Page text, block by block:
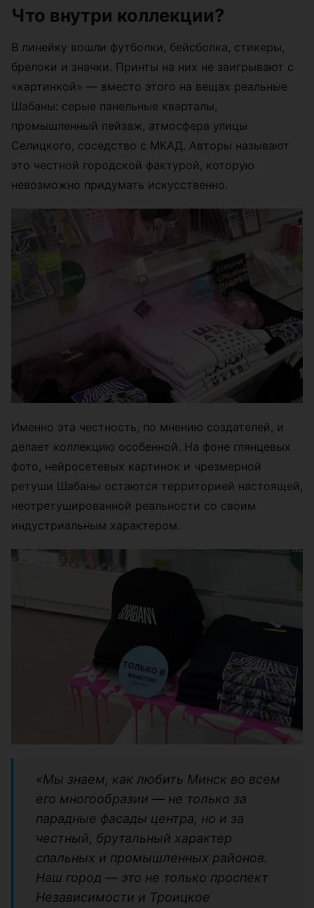
Что внутри коллекции?
В линейку вошли футболки, бейсболка, стикеры,
брелоки и значки. Принты на них не заигрывают с
«картинкой» — вместо этого на вещах реальные
Шабаны: серые панельные кварталы,
промышленный пейзаж, атмосфера улицы
Селицкого, соседство с МКАД. Авторы называют
это честной городской фактурой, которую
невозможно придумать искусственно.
Именно эта честность, по мнению создателей, и
делает коллекцию особенной. На фоне глянцевых
фото, нейросетевых картинок и чрезмерной
ретуши Шабаны остаются территорией настоящей,
неотретушированной реальности со своим
индустриальным характером.
«Мы знаем, как любить Минск во всем
его многообразии — не только за
парадные фасады центра, но и за
честный, брутальный характер
спальных и промышленных районов.
Наш город — это не только проспект
Независимости и Троицкое